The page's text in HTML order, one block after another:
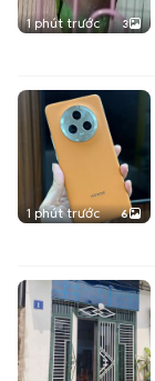
1 phút trước 3
1 phút trước 6